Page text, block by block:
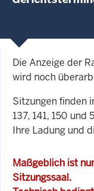
Die Anzeige der
wird noch
Sitzungen finden
137, 141, 150
Ihre Ladung und
Maßgeblich ist
Sitzungssaal.